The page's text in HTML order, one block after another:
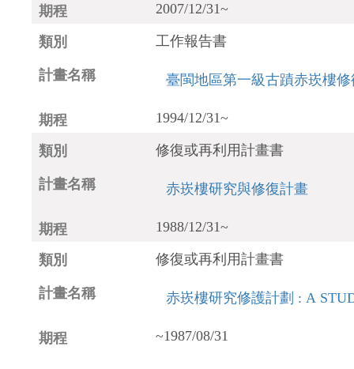
2007/12/31~
工作報告書
臺閩地區第一級古蹟赤崁樓
1994/12/31~
修復或再利用計畫書
赤崁樓研究與修復計畫
1988/12/31~
修復或再利用計畫書
赤崁樓研究修護計劃 : A
~1987/08/31